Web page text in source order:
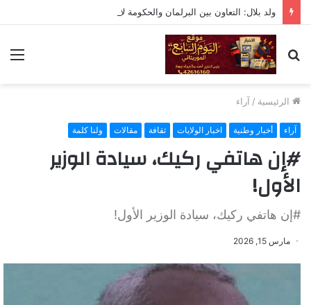
بحث
عن
الرئيسية / آراء
آراء أخبار وطنية اخبار الولايات ثقافة مقالات ولنا كلمة
#إن هاتفي ركيك، سيادة الوزير
الأول!
#إن هاتفي ركيك، سيادة الوزير الأول!
مارس 15, 2026